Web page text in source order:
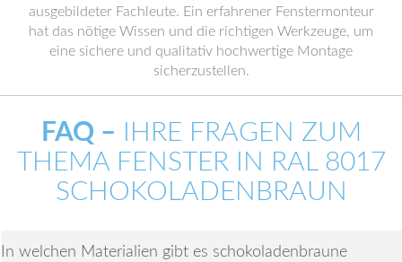
ausgebildeter Fachleute. Ein erfahrener Fenstermonteur
hat das nötige Wissen und die richtigen Werkzeuge, um
eine sichere und qualitativ hochwertige Montage
sicherzustellen.
FAQ – IHRE FRAGEN ZUM
THEMA FENSTER IN RAL 8017
SCHOKOLADENBRAUN
In welchen Materialien gibt es schokoladenbraune